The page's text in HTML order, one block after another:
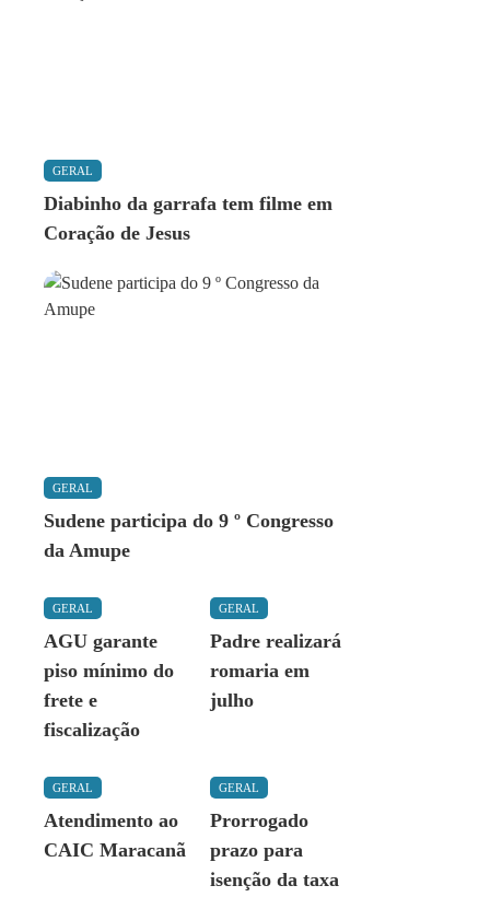
GERAL
Diabinho da garrafa tem filme em
Coração de Jesus
GERAL
Sudene participa do 9 º Congresso
da Amupe
GERAL
AGU garante
piso mínimo do
frete e
fiscalização
GERAL
Padre realizará
romaria em
julho
GERAL
Atendimento ao
CAIC Maracanã
GERAL
Prorrogado
prazo para
isenção da taxa